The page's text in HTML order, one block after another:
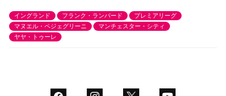
イングランド フランク・ランパード
プレミアリーグ
マヌエル・ペジェグリーニ
マンチェスター・シティ
ヤヤ・トゥーレ